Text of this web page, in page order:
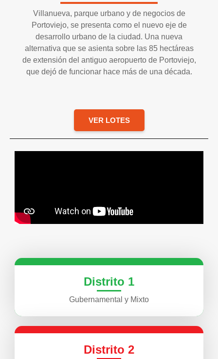
Villanueva, parque urbano y de negocios de
Portoviejo, se presenta como el nuevo eje de
desarrollo urbano de la ciudad. Una nueva
alternativa que se asienta sobre las 85 hectáreas
de extensión del antiguo aeropuerto de Portoviejo,
que dejó de funcionar hace más de una década.
VER LOTES
Distrito 1
Gubernamental y Mixto
Distrito 2